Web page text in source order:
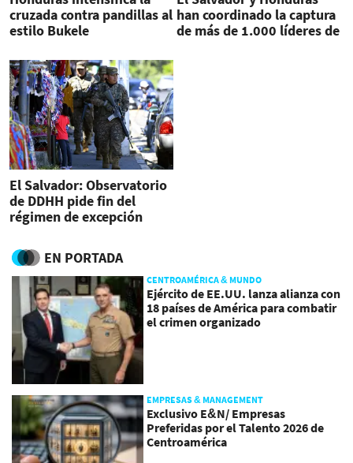
cruzada contra pandillas al
estilo Bukele
han coordinado la captura
de más de 1.000 líderes de
El Salvador: Observatorio
de DDHH pide fin del
régimen de excepción
EN PORTADA
CENTROAMÉRICA & MUNDO
Ejército de EE.UU. lanza alianza con
18 países de América para combatir
el crimen organizado
EMPRESAS & MANAGEMENT
Exclusivo E&N/ Empresas
Preferidas por el Talento 2026 de
Centroamérica